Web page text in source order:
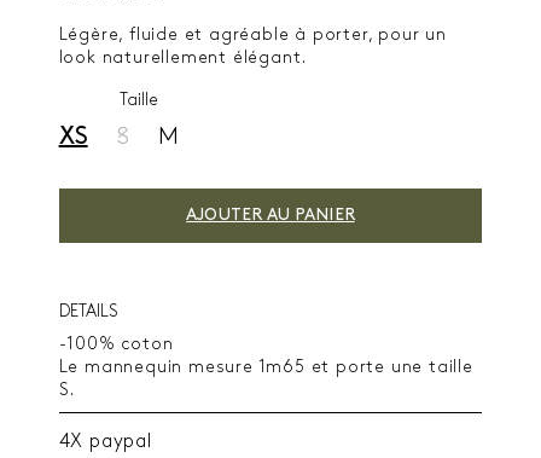
Légère, fluide et agréable à porter, pour un
look naturellement élégant.
Taille
XS S M
AJOUTER AU PANIER
DETAILS
-100% coton
Le mannequin mesure 1m65 et porte une taille
S.
4X paypal